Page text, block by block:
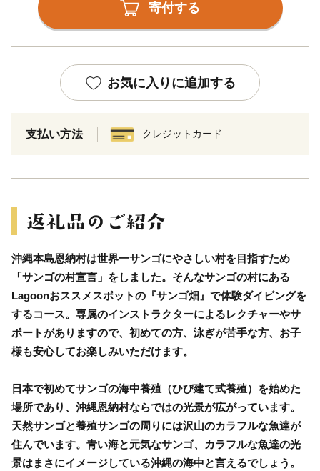
寄付する
お気に入りに追加する
支払い方法 クレジットカード
沖縄本島恩納村は世界一サンゴにやさしい村を目指すため
「サンゴの村宣言」をしました。そんなサンゴの村にある
Lagoonおススメスポットの『サンゴ畑』で体験ダイビングを
するコース。専属のインストラクターによるレクチャーやサ
ポートがありますので、初めての方、泳ぎが苦手な方、お子
様も安心してお楽しみいただけます。
日本で初めてサンゴの海中養殖（ひび建て式養殖）を始めた
場所であり、沖縄恩納村ならではの光景が広がっています。
天然サンゴと養殖サンゴの周りには沢山のカラフルな魚達が
住んでいます。青い海と元気なサンゴ、カラフルな魚達の光
景はまさにイメージしている沖縄の海中と言えるでしょう。